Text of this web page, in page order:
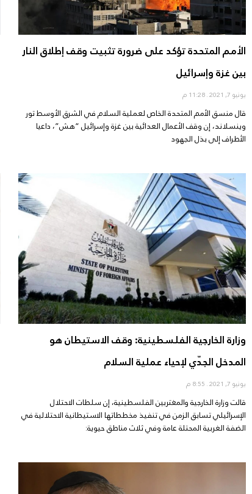
الأمم المتحدة تؤكد على ضرورة تثبيت وقف إطلاق النار
بين غزة وإسرائيل
يونيو 7, 2021
قال منسق الأمم المتحدة الخاص لعملية السلام في الشرق الأوسط تور
وينسلاند، إن وقف الأعمال العدائية بين غزة وإسرائيل “هش”، داعيا
الأطراف إلى بذل الجهود
وزارة الخارجية الفلسطينية: وقف الاستيطان هو
المدخل الجدّي لإحياء عملية السلام
يونيو 7, 2021
قالت وزارة الخارجية والمغتربين الفلسطينية، إن سلطات الاحتلال
الإسرائيلي تسابق الزمن في تنفيذ مخططاتها الاستيطانية الاحتلالية في
الضفة الغربية المحتلة عامة وفي ثلاث مناطق حيوية: